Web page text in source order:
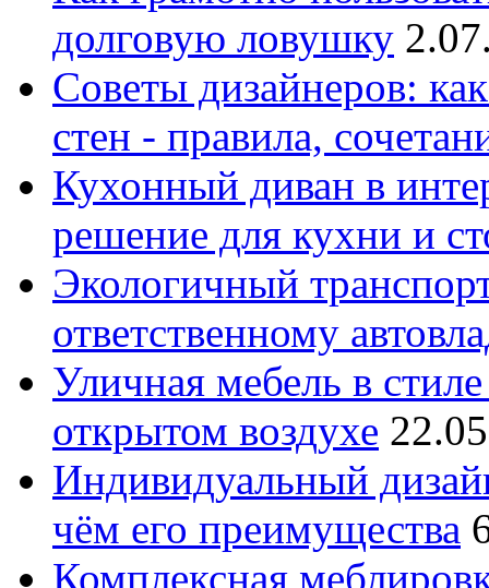
долговую ловушку
Советы дизайнеров:
стен - правила,
Кухонный диван в
решение для кухни и
Экологичный
ответственному
Уличная мебель в
открытом воздухе
Индивидуальный
чём его преимущества
Комплексная